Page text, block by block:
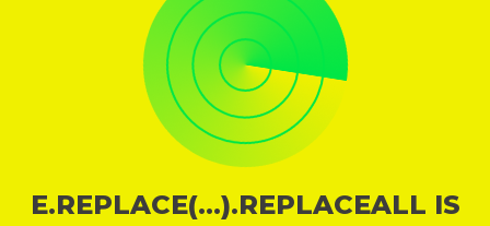
E.REPLACE(...).REPLACEALL IS